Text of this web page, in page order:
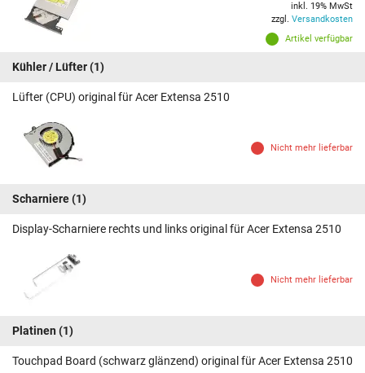
Artikel verfügbar
inkl. 19% MwSt
zzgl. Versandkosten
Kühler / Lüfter(1)
Lüfter (CPU) original für Acer Extensa 2510
Nicht mehr lieferbar
Scharniere(1)
Display-Scharniere rechts und links original für Acer Extensa 2510
Nicht mehr lieferbar
Platinen (1)
Touchpad Board (schwarz glänzend) original für Acer Extensa 2510